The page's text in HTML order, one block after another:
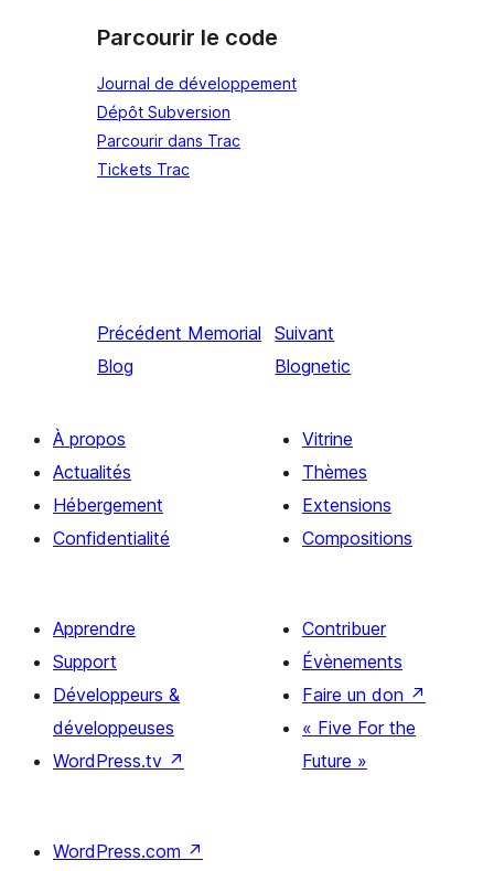
Parcourir le code
Journal de développement
Dépôt Subversion
Parcourir dans Trac
Tickets Trac
Précédent Memorial
Blog
Suivant
Blognetic
À propos
Actualités
Hébergement
Confidentialité
Vitrine
Thèmes
Extensions
Compositions
Apprendre
Support
Développeurs &
développeuses
WordPress.tv ↗
Contribuer
Évènements
Faire un don ↗
« Five For the
Future »
WordPress.com ↗